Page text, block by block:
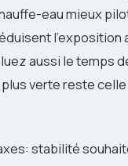
eau mieux
l’exposition
aussi le temps
plus verte reste
stabilité